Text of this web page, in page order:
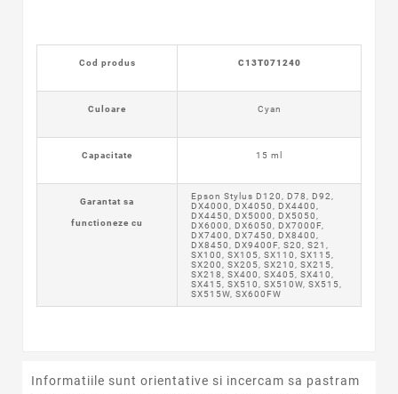
Cod produs C13T071240
Culoare Cyan
Capacitate 15 ml
Garantat sa
functioneze cu
Epson Stylus D120, D78, D92,
DX4000, DX4050, DX4400,
DX4450, DX5000, DX5050,
DX6000, DX6050, DX7000F,
DX7400, DX7450, DX8400,
DX8450, DX9400F, S20, S21,
SX100, SX105, SX110, SX115,
SX200, SX205, SX210, SX215,
SX218, SX400, SX405, SX410,
SX415, SX510, SX510W, SX515,
SX515W, SX600FW
Informatiile sunt orientative si incercam sa pastram